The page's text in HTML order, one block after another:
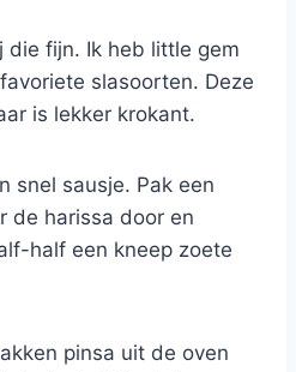
die fijn. Ik heb little gem
slasoorten. Deze
is lekker krokant.
snel sausje. Pak een
de harissa door en
half een kneep zoete
pinsa uit de oven